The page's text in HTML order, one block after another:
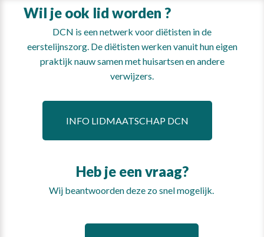
Wil je ook lid worden ?
DCN is een netwerk voor diëtisten in de
eerstelijnszorg. De diëtisten werken vanuit hun eigen
praktijk nauw samen met huisartsen en andere
verwijzers.
INFO LIDMAATSCHAP DCN
Heb je een vraag?
Wij beantwoorden deze zo snel mogelijk.